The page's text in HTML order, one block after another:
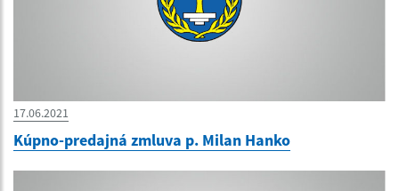
17.06.2021
Kúpno-predajná zmluva p. Milan Hanko